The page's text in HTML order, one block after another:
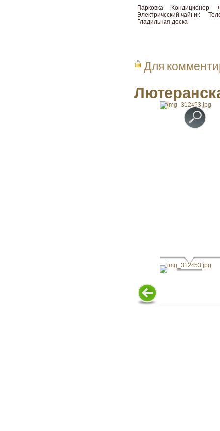
Парковка Кондиционер
Электрический чайник
Гладильная доска
Для